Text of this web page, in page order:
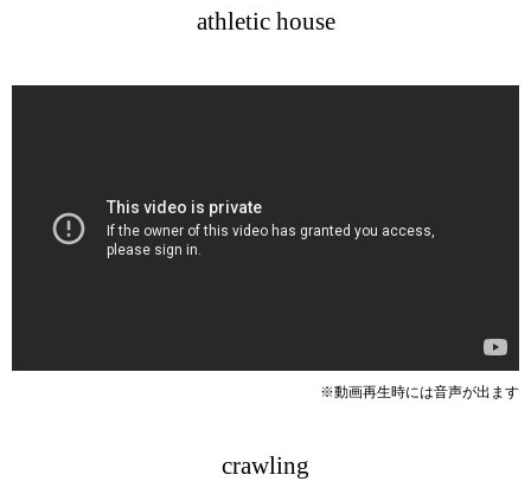
athletic house
※動画再生時には音声が出ます
crawling